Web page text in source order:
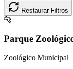
Restaurar Filtros
🐆
Parque
Zoológico Municipal